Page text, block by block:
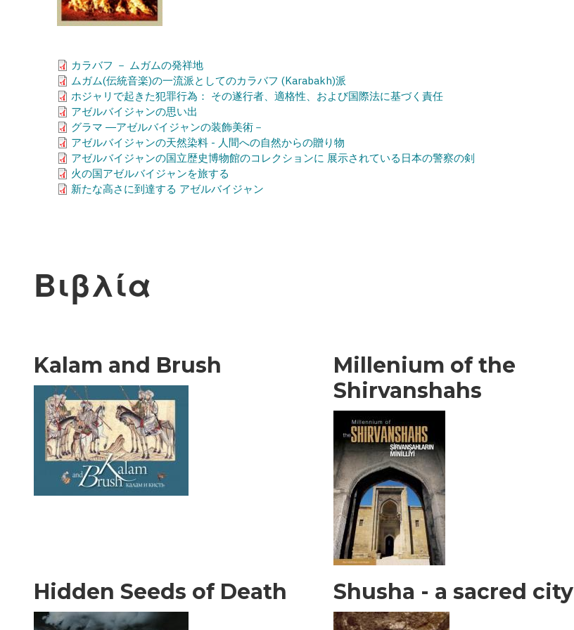
カラバフ － ムガムの発祥地
ムガム(伝統音楽)の一流派としてのカラバフ (Karabakh)派
ホジャリで起きた犯罪行為： その遂行者、適格性、および国際法に基づく責任
アゼルバイジャンの思い出
グラマ ―アゼルバイジャンの装飾美術－
アゼルバイジャンの天然染料 - 人間への自然からの贈り物
アゼルバイジャンの国立歴史博物館のコレクションに 展示されている日本の警察の剣
火の国アゼルバイジャンを旅する
新たな高さに到達する アゼルバイジャン
Βιβλία
Kalam and Brush
Millenium of the
Shirvanshahs
Hidden Seeds of Death Shusha - a sacred city